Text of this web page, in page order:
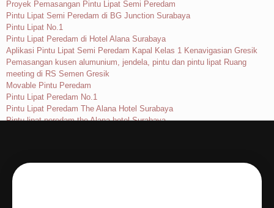
Proyek Pemasangan Pintu Lipat Semi Peredam
Pintu Lipat Semi Peredam di BG Junction Surabaya
Pintu Lipat No.1
Pintu Lipat Peredam di Hotel Alana Surabaya
Aplikasi Pintu Lipat Semi Peredam Kapal Kelas 1 Kenavigasian Gresik
Pemasangan kusen alumunium, jendela, pintu dan pintu lipat Ruang
meeting di RS Semen Gresik
Movable Pintu Peredam
Pintu Lipat Peredam No.1
Pintu Lipat Peredam The Alana Hotel Surabaya
Pintu lipat peredam the Alana hotel Surabaya